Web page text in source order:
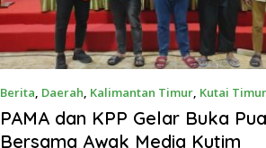
Berita, Daerah, Kalimantan Timur, Kutai Timur
PAMA dan KPP Gelar Buka
Bersama Awak Media Kutim